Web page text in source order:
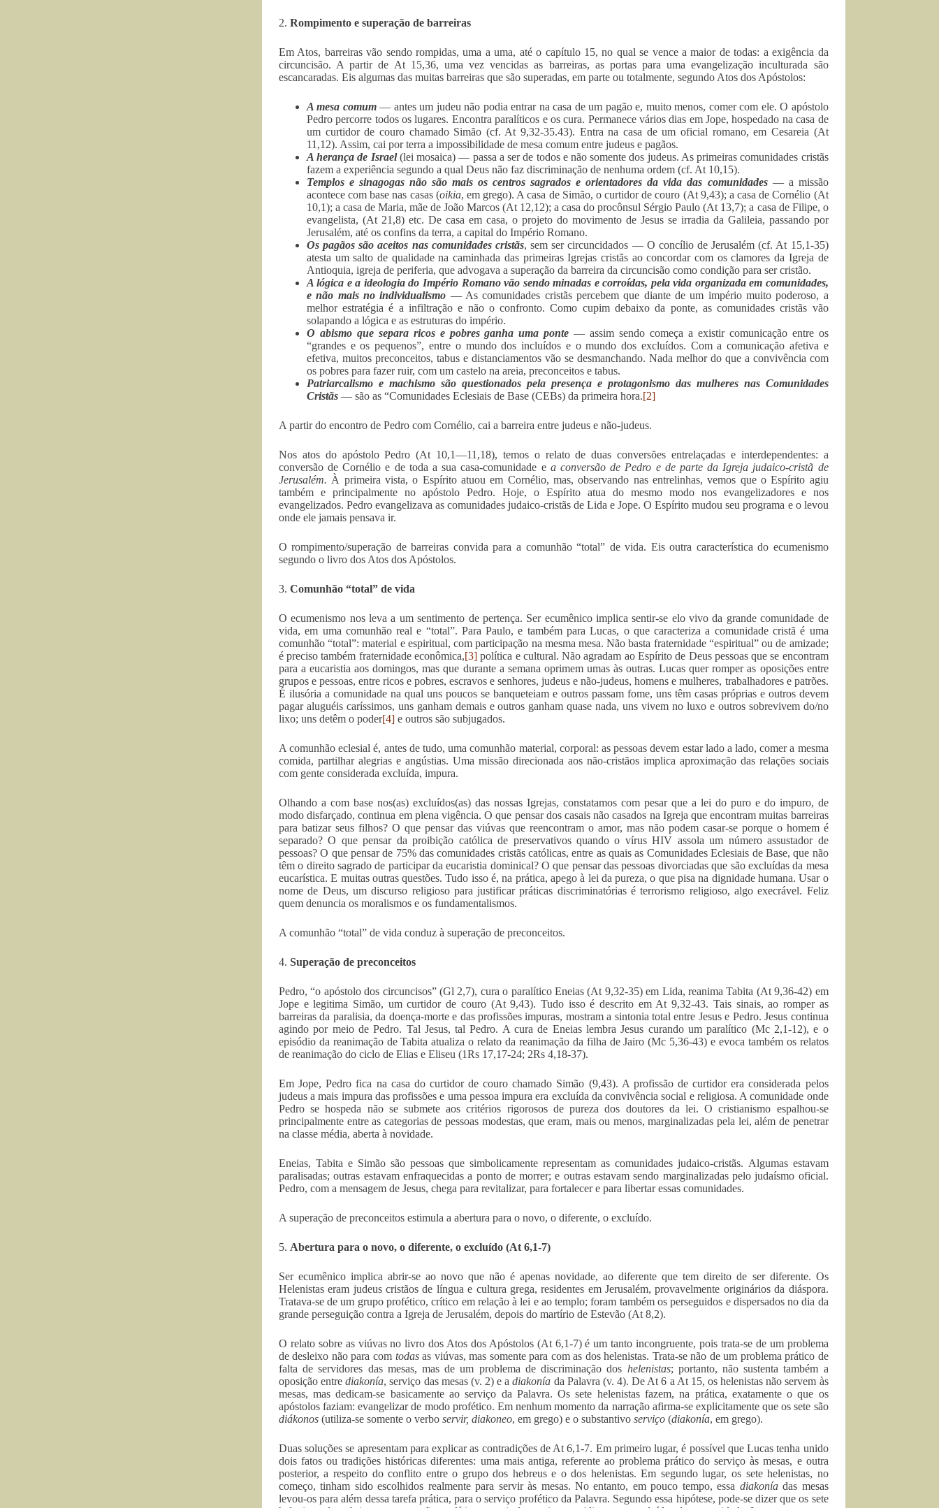
2. Rompimento e superação de barreiras
Em Atos, barreiras vão sendo rompidas, uma a uma, até o capítulo 15, no qual se vence a maior de todas: a exigência da
circuncisão. A partir de At 15,36, uma vez vencidas as barreiras, as portas para uma evangelização inculturada são
escancaradas. Eis algumas das muitas barreiras que são superadas, em parte ou totalmente, segundo Atos dos Apóstolos:
A mesa comum— antes um judeu não podia entrar na casa de um pagão e, muito menos, comer com ele. O apóstolo
Pedro percorre todos os lugares. Encontra paralíticos e os cura. Permanece vários dias em Jope, hospedado na casa de
um curtidor de couro chamado Simão (cf. At 9,32-35.43). Entra na casa de um oficial romano, em Cesareia (At
11,12). Assim, cai por terra a impossibilidade de mesa comum entre judeus e pagãos.
A herança de Israel(lei mosaica) — passa a ser de todos e não somente dos judeus. As primeiras comunidades cristãs
fazem a experiência segundo a qual Deus não faz discriminação de nenhuma ordem (cf. At 10,15).
Templos e sinagogas não são mais os centros sagrados e orientadores da vida das comunidades— a missão
acontece com base nas casas (oikia, em grego). A casa de Simão, o curtidor de couro (At 9,43); a casa de Cornélio (At
10,1); a casa de Maria, mãe de João Marcos (At 12,12); a casa do procônsul Sérgio Paulo (At 13,7); a casa de Filipe, o
evangelista, (At 21,8) etc. De casa em casa, o projeto do movimento de Jesus se irradia da Galileia, passando por
Jerusalém, até os confins da terra, a capital do Império Romano.
Os pagãos são aceitos nas comunidades cristãs, sem ser circuncidados — O concílio de Jerusalém (cf. At 15,1-35)
atesta um salto de qualidade na caminhada das primeiras Igrejas cristãs ao concordar com os clamores da Igreja de
Antioquia, igreja de periferia, que advogava a superação da barreira da circuncisão como condição para ser cristão.
A lógica e a ideologia do Império Romano vão sendo minadas e corroídas, pela vida organizada em comunidades,
e não mais no individualismo — As comunidades cristãs percebem que diante de um império muito poderoso, a
melhor estratégia é a infiltração e não o confronto. Como cupim debaixo da ponte, as comunidades cristãs vão
solapando a lógica e as estruturas do império.
O abismo que separa ricos e pobres ganha uma ponte — assim sendo começa a existir comunicação entre os
“grandes e os pequenos”, entre o mundo dos incluídos e o mundo dos excluídos. Com a comunicação afetiva e
efetiva, muitos preconceitos, tabus e distanciamentos vão se desmanchando. Nada melhor do que a convivência com
os pobres para fazer ruir, com um castelo na areia, preconceitos e tabus.
Patriarcalismo e machismo são questionados pela presença e protagonismo das mulheres nas Comunidades
Cristãs— são as “Comunidades Eclesiais de Base (CEBs) da primeira hora.[2]
A partir do encontro de Pedro com Cornélio, cai a barreira entre judeus e não-judeus.
Nos atos do apóstolo Pedro (At 10,1—11,18), temos o relato de duas conversões entrelaçadas e interdependentes: a
conversão de Cornélio e de toda a sua casa-comunidade e a conversão de Pedro e de parte da Igreja judaico-cristã de
Jerusalém. À primeira vista, o Espírito atuou em Cornélio, mas, observando nas entrelinhas, vemos que o Espírito agiu
também e principalmente no apóstolo Pedro. Hoje, o Espírito atua do mesmo modo nos evangelizadores e nos
evangelizados. Pedro evangelizava as comunidades judaico-cristãs de Lida e Jope. O Espírito mudou seu programa e o levou
onde ele jamais pensava ir.
O rompimento/superação de barreiras convida para a comunhão “total” de vida. Eis outra característica do ecumenismo
segundo o livro dos Atos dos Apóstolos.
3. Comunhão “total” de vida
O ecumenismo nos leva a um sentimento de pertença. Ser ecumênico implica sentir-se elo vivo da grande comunidade de
vida, em uma comunhão real e “total”. Para Paulo, e também para Lucas, o que caracteriza a comunidade cristã é uma
comunhão “total”: material e espiritual, com participação na mesma mesa. Não basta fraternidade “espiritual” ou de amizade;
é preciso também fraternidade econômica,[3] política e cultural. Não agradam ao Espírito de Deus pessoas que se encontram
para a eucaristia aos domingos, mas que durante a semana oprimem umas às outras. Lucas quer romper as oposições entre
grupos e pessoas, entre ricos e pobres, escravos e senhores, judeus e não-judeus, homens e mulheres, trabalhadores e patrões.
É ilusória a comunidade na qual uns poucos se banqueteiam e outros passam fome, uns têm casas próprias e outros devem
pagar aluguéis caríssimos, uns ganham demais e outros ganham quase nada, uns vivem no luxo e outros sobrevivem do/no
lixo; uns detêm o poder[4]e outros são subjugados.
A comunhão eclesial é, antes de tudo, uma comunhão material, corporal: as pessoas devem estar lado a lado, comer a mesma
comida, partilhar alegrias e angústias. Uma missão direcionada aos não-cristãos implica aproximação das relações sociais
com gente considerada excluída, impura.
Olhando a com base nos(as) excluídos(as) das nossas Igrejas, constatamos com pesar que a lei do puro e do impuro, de
modo disfarçado, continua em plena vigência. O que pensar dos casais não casados na Igreja que encontram muitas barreiras
para batizar seus filhos? O que pensar das viúvas que reencontram o amor, mas não podem casar-se porque o homem é
separado? O que pensar da proibição católica de preservativos quando o vírus HIV assola um número assustador de
pessoas? O que pensar de 75% das comunidades cristãs católicas, entre as quais as Comunidades Eclesiais de Base, que não
têm o direito sagrado de participar da eucaristia dominical? O que pensar das pessoas divorciadas que são excluídas da mesa
eucarística. E muitas outras questões. Tudo isso é, na prática, apego à lei da pureza, o que pisa na dignidade humana. Usar o
nome de Deus, um discurso religioso para justificar práticas discriminatórias é terrorismo religioso, algo execrável. Feliz
quem denuncia os moralismos e os fundamentalismos.
A comunhão “total” de vida conduz à superação de preconceitos.
4. Superação de preconceitos
Pedro, “o apóstolo dos circuncisos” (Gl 2,7), cura o paralítico Eneias (At 9,32-35) em Lida, reanima Tabita (At 9,36-42) em
Jope e legitima Simão, um curtidor de couro (At 9,43). Tudo isso é descrito em At 9,32-43. Tais sinais, ao romper as
barreiras da paralisia, da doença-morte e das profissões impuras, mostram a sintonia total entre Jesus e Pedro. Jesus continua
agindo por meio de Pedro. Tal Jesus, tal Pedro. A cura de Eneias lembra Jesus curando um paralítico (Mc 2,1-12), e o
episódio da reanimação de Tabita atualiza o relato da reanimação da filha de Jairo (Mc 5,36-43) e evoca também os relatos
de reanimação do ciclo de Elias e Eliseu (1Rs 17,17-24; 2Rs 4,18-37).
Em Jope, Pedro fica na casa do curtidor de couro chamado Simão (9,43). A profissão de curtidor era considerada pelos
judeus a mais impura das profissões e uma pessoa impura era excluída da convivência social e religiosa. A comunidade onde
Pedro se hospeda não se submete aos critérios rigorosos de pureza dos doutores da lei. O cristianismo espalhou-se
principalmente entre as categorias de pessoas modestas, que eram, mais ou menos, marginalizadas pela lei, além de penetrar
na classe média, aberta à novidade.
Eneias, Tabita e Simão são pessoas que simbolicamente representam as comunidades judaico-cristãs. Algumas estavam
paralisadas; outras estavam enfraquecidas a ponto de morrer; e outras estavam sendo marginalizadas pelo judaísmo oficial.
Pedro, com a mensagem de Jesus, chega para revitalizar, para fortalecer e para libertar essas comunidades.
A superação de preconceitos estimula a abertura para o novo, o diferente, o excluído.
5. Abertura para o novo, o diferente, o excluído (At 6,1-7)
Ser ecumênico implica abrir-se ao novo que não é apenas novidade, ao diferente que tem direito de ser diferente. Os
Helenistas eram judeus cristãos de língua e cultura grega, residentes em Jerusalém, provavelmente originários da diáspora.
Tratava-se de um grupo profético, crítico em relação à lei e ao templo; foram também os perseguidos e dispersados no dia da
grande perseguição contra a Igreja de Jerusalém, depois do martírio de Estevão (At 8,2).
O relato sobre as viúvas no livro dos Atos dos Apóstolos (At 6,1-7) é um tanto incongruente, pois trata-se de um problema
de desleixo não para com todasas viúvas, mas somente para com as dos helenistas. Trata-se não de um problema prático de
falta de servidores das mesas, mas de um problema de discriminação dos helenistas; portanto, não sustenta também a
oposição entrediakonía, serviço das mesas (v. 2) e adiakonía da Palavra (v. 4). De At 6 a At 15, os helenistas não servem às
mesas, mas dedicam-se basicamente ao serviço da Palavra. Os sete helenistas fazem, na prática, exatamente o que os
apóstolos faziam: evangelizar de modo profético. Em nenhum momento da narração afirma-se explicitamente que os sete são
diákonos(utiliza-se somente o verbo servir, diakoneo, em grego) e o substantivo serviço(diakonía, em grego).
Duas soluções se apresentam para explicar as contradições de At 6,1-7. Em primeiro lugar, é possível que Lucas tenha unido
dois fatos ou tradições históricas diferentes: uma mais antiga, referente ao problema prático do serviço às mesas, e outra
posterior, a respeito do conflito entre o grupo dos hebreus e o dos helenistas. Em segundo lugar, os sete helenistas, no
começo, tinham sido escolhidos realmente para servir às mesas. No entanto, em pouco tempo, essa diakoníadas mesas
levou-os para além dessa tarefa prática, para o serviço profético da Palavra. Segundo essa hipótese, pode-se dizer que os sete